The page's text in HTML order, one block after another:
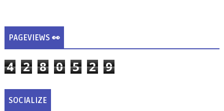
PAGEVIEWS 👀
4 2 8 0 5 2 9
SOCIALIZE